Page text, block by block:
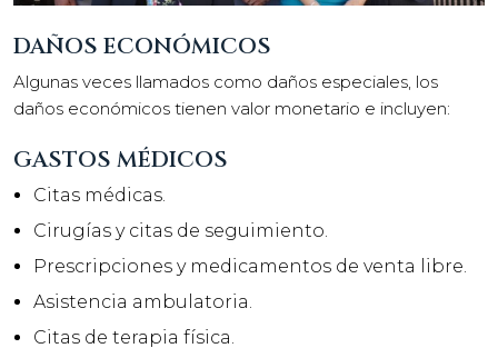
DAÑOS ECONÓMICOS
Algunas veces llamados como daños especiales, los
daños económicos tienen valor monetario e incluyen:
GASTOS MÉDICOS
Citas médicas.
Cirugías y citas de seguimiento.
Prescripciones y medicamentos de venta libre.
Asistencia ambulatoria.
Citas de terapia física.